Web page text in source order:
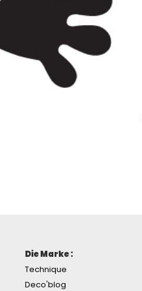
Die Marke :
Technique
Deco'blog